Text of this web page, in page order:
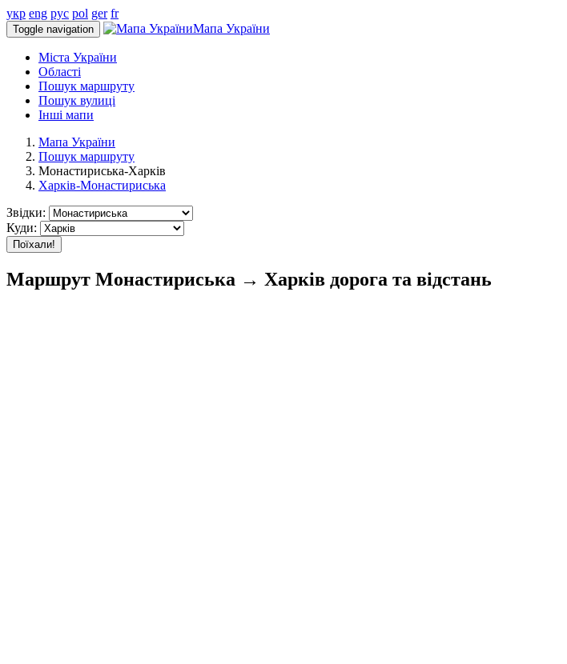
укр eng рус pol ger fr
Toggle navigation Мапа України
Міста України
Області
Пошук маршруту
Пошук вулиці
Інші мапи
Мапа України
Пошук маршруту
Монастириська-Харків
Харків-Монастириська
Звідки:
Куди:
Поїхали!
Маршрут Монастириська → Харків дорога та відстань